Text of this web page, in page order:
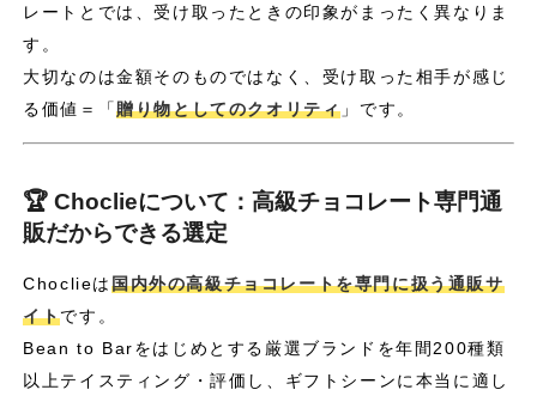
レートとでは、受け取ったときの印象がまったく異なりま
す。
大切なのは金額そのものではなく、受け取った相手が感じ
る価値＝「贈り物としてのクオリティ 」です。
🏆 Choclieについて：高級チョコレート専門通
販だからできる選定
Choclieは国内外の高級チョコレートを専門に扱う通販サ
イトです。
Bean to Barをはじめとする厳選ブランドを年間200種類
以上テイスティング・評価し、ギフトシーンに本当に適し